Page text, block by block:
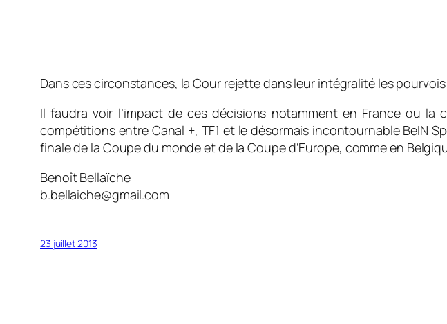
Dans ces circonstances, la Cour rejette dans leur intégralité les pourvois
Il faudra voir l’impact de ces décisions notamment en France ou
compétitions entre Canal +, TF1 et le désormais incontournable BeIN
finale de la Coupe du monde et de la Coupe d’Europe, comme en
Benoît Bellaïche
b.bellaiche@gmail.com
23 juillet 2013